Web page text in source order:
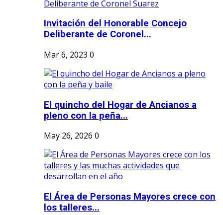
Invitación del Honorable Concejo
Deliberante de Coronel...
Mar 6, 2023 0
El quincho del Hogar de Ancianos a
pleno con la peña...
May 26, 2026 0
El Área de Personas Mayores crece con
los talleres...